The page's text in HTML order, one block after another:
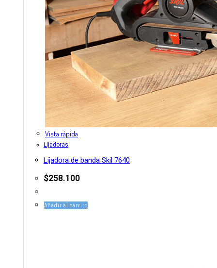
Vista rápida
Lijadoras
Lijadora de banda Skil 7640
$258.100
Añadir al carrito